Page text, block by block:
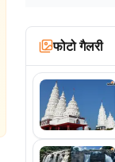
फोटो गैलरी